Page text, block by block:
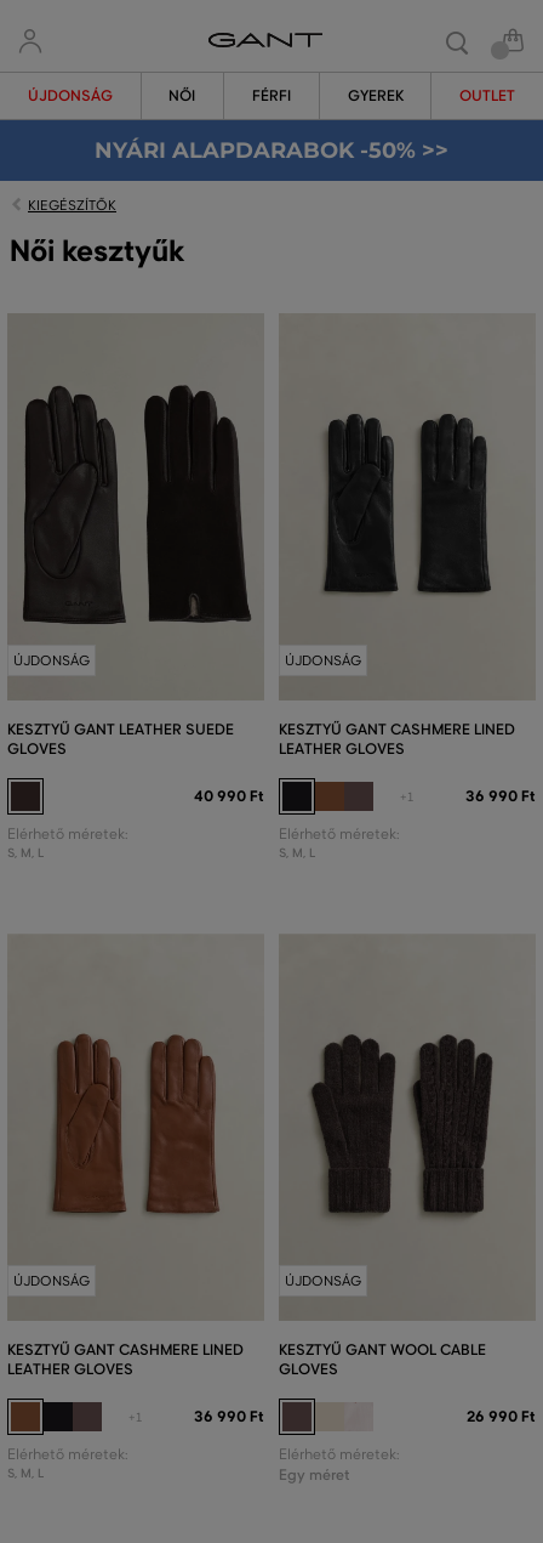
ÚJDONSÁG NŐI FÉRFI GYEREK OUTLET
NYÁRI ALAPDARABOK -50% >>
KIEGÉSZÍTŐK
Női kesztyűk
ÚJDONSÁG
KESZTYŰ GANT LEATHER SUEDE
GLOVES
40 990 Ft
Elérhető méretek:
S, M, L
ÚJDONSÁG
KESZTYŰ GANT CASHMERE LINED
LEATHER GLOVES
+1 36 990 Ft
Elérhető méretek:
S, M, L
ÚJDONSÁG
KESZTYŰ GANT CASHMERE LINED
LEATHER GLOVES
+1 36 990 Ft
Elérhető méretek:
S, M, L
ÚJDONSÁG
KESZTYŰ GANT WOOL CABLE
GLOVES
26 990 Ft
Elérhető méretek:
Egy méret